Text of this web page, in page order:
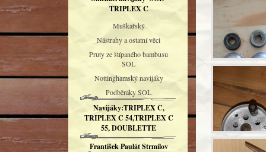
TRIPLEX C
Muškařský
Nástrahy a ostatní věci
Pruty ze štípaného bambusu
SOL
Nottinghamský navijáky
Podběráky SOL
Navijáky:TRIPLEX C,
TRIPLEX C 54,TRIPLEX C
55, DOUBLETTE
František Paulát Strmílov